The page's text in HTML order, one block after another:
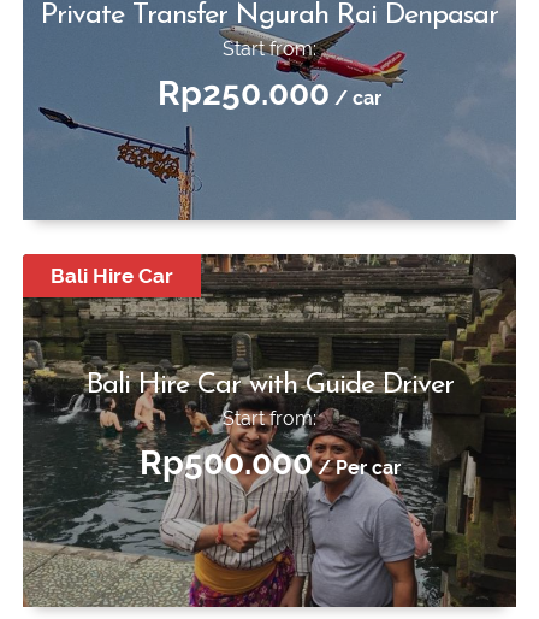
Private Transfer Ngurah Rai Denpasar
Start from:
Rp250.000 / car
Bali Hire Car with Guide Driver
Bali Hire Car
Start from:
Rp500.000 / Per car